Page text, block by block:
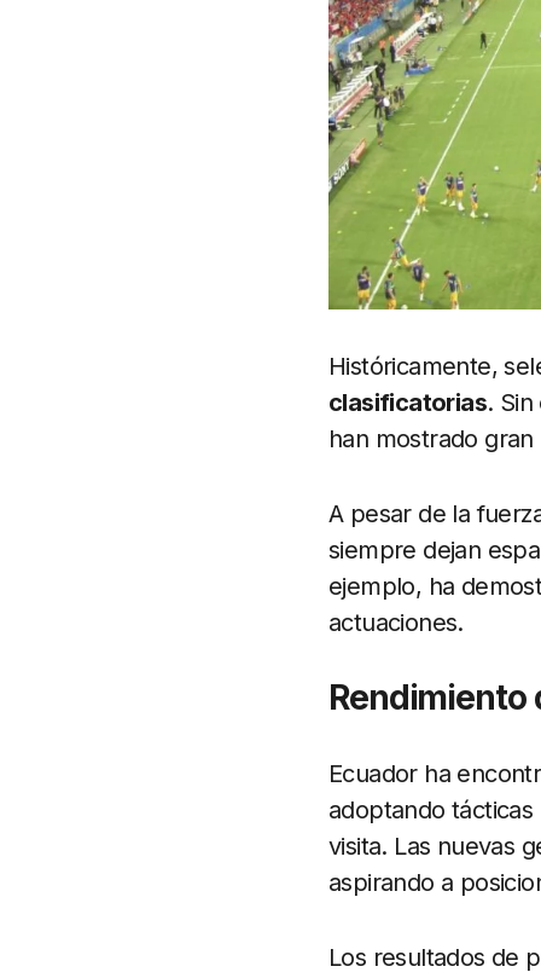
Históricamente,
clasificatorias.
han mostrado
A pesar de la
siempre dejan
ejemplo, ha
actuaciones.
Rendimiento
Ecuador ha
adoptando
visita. Las nuevas
aspirando a
Los resultados de